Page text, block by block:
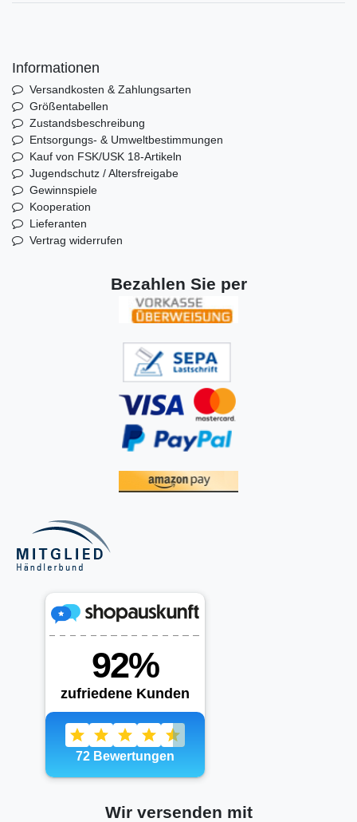
Informationen
Versandkosten & Zahlungsarten
Größentabellen
Zustandsbeschreibung
Entsorgungs- & Umweltbestimmungen
Kauf von FSK/USK 18-Artikeln
Jugendschutz / Altersfreigabe
Gewinnspiele
Kooperation
Lieferanten
Vertrag widerrufen
Bezahlen Sie per
Wir versenden mit